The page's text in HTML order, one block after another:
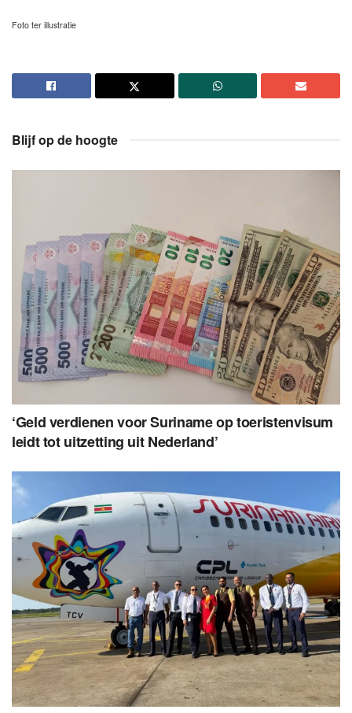
Foto ter illustratie
Blijf op de hoogte
‘Geld verdienen voor Suriname op toeristenvisum
leidt tot uitzetting uit Nederland’